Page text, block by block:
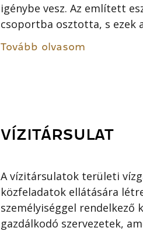
igénybe vesz. Az említett
csoportba osztotta, s ezek
Tovább olvasom
VÍZITÁRSULAT
A vízitársulatok területi
közfeladatok ellátására
személyiséggel rendelkező
gazdálkodó szervezetek,